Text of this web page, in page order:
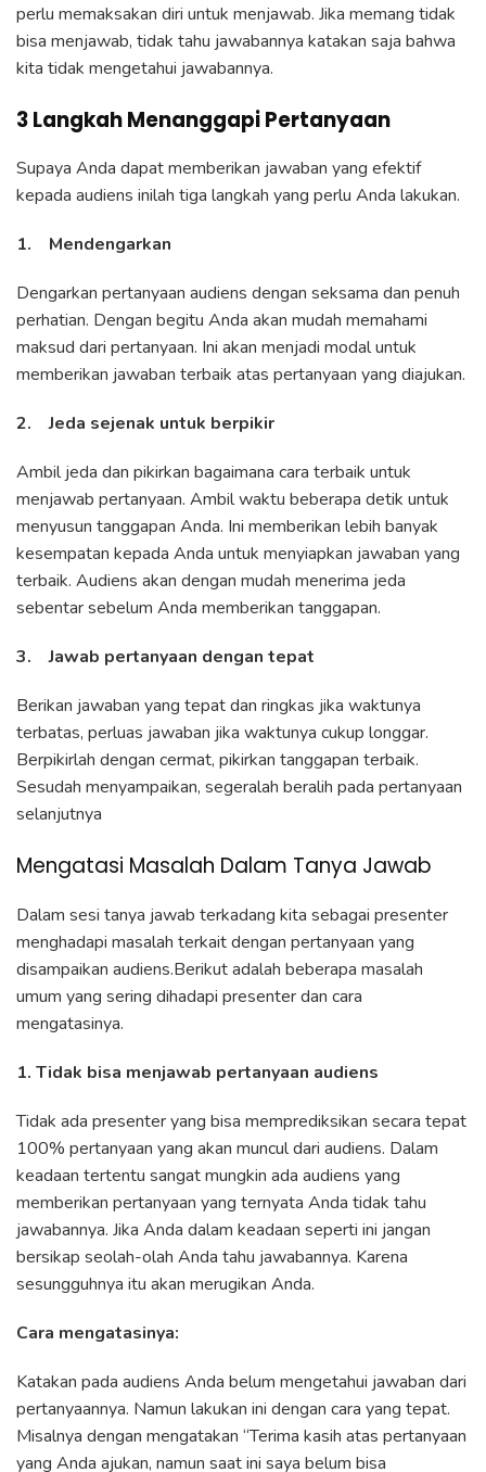
perlu memaksakan diri untuk menjawab. Jika memang tidak
bisa menjawab, tidak tahu jawabannya katakan saja bahwa
kita tidak mengetahui jawabannya.
3 Langkah Menanggapi Pertanyaan
Supaya Anda dapat memberikan jawaban yang efektif
kepada audiens inilah tiga langkah yang perlu Anda lakukan.
1. Mendengarkan
Dengarkan pertanyaan audiens dengan seksama dan penuh
perhatian. Dengan begitu Anda akan mudah memahami
maksud dari pertanyaan. Ini akan menjadi modal untuk
memberikan jawaban terbaik atas pertanyaan yang diajukan.
2. Jeda sejenak untuk berpikir
Ambil jeda dan pikirkan bagaimana cara terbaik untuk
menjawab pertanyaan. Ambil waktu beberapa detik untuk
menyusun tanggapan Anda. Ini memberikan lebih banyak
kesempatan kepada Anda untuk menyiapkan jawaban yang
terbaik. Audiens akan dengan mudah menerima jeda
sebentar sebelum Anda memberikan tanggapan.
3. Jawab pertanyaan dengan tepat
Berikan jawaban yang tepat dan ringkas jika waktunya
terbatas, perluas jawaban jika waktunya cukup longgar.
Berpikirlah dengan cermat, pikirkan tanggapan terbaik.
Sesudah menyampaikan, segeralah beralih pada pertanyaan
selanjutnya
Mengatasi Masalah Dalam Tanya Jawab
Dalam sesi tanya jawab terkadang kita sebagai presenter
menghadapi masalah terkait dengan pertanyaan yang
disampaikan audiens.Berikut adalah beberapa masalah
umum yang sering dihadapi presenter dan cara
mengatasinya.
1. Tidak bisa menjawab pertanyaan audiens
Tidak ada presenter yang bisa memprediksikan secara tepat
100% pertanyaan yang akan muncul dari audiens. Dalam
keadaan tertentu sangat mungkin ada audiens yang
memberikan pertanyaan yang ternyata Anda tidak tahu
jawabannya. Jika Anda dalam keadaan seperti ini jangan
bersikap seolah-olah Anda tahu jawabannya. Karena
sesungguhnya itu akan merugikan Anda.
Cara mengatasinya:
Katakan pada audiens Anda belum mengetahui jawaban dari
pertanyaannya. Namun lakukan ini dengan cara yang tepat.
Misalnya dengan mengatakan “Terima kasih atas pertanyaan
yang Anda ajukan, namun saat ini saya belum bisa